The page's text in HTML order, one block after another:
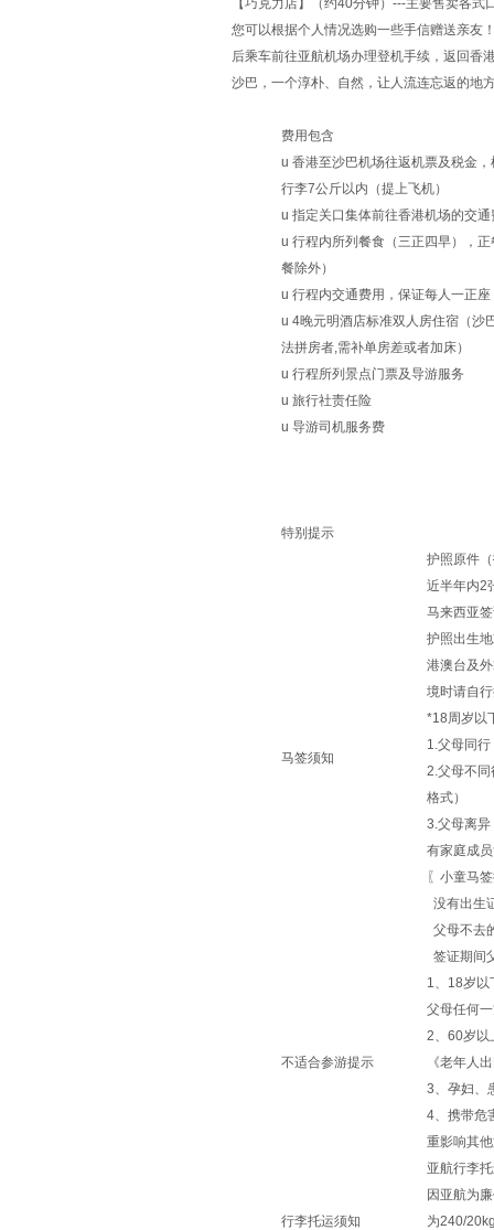
【巧克力店】（约40分钟）---主要售卖各
您可以根据个人情况选购一些手信赠送亲友
后乘车前往亚航机场办理登机手续，返回香
沙巴，一个淳朴、自然，让人流连忘返的地
费用包含
u 香港至沙巴机场往返机票及税金
行李7公斤以内（提上飞机）
u 指定关口集体前往香港机场的交通
u 行程内所列餐食（三正四早），
餐除外）
u 行程内交通费用，保证每人一正座
u 4晚元明酒店标准双人房住宿（沙
法拼房者,需补单房差或者加床）
u 行程所列景点门票及导游服务
u 旅行社责任险
u 导游司机服务费
特别提示
马签须知
护照原件
近半年内2
马来西亚
护照出生
港澳台及
境时请自
*18周岁以
1.父母同
2.父母不
格式）
3.父母离
有家庭成
〖小童马
没有出生
父母不去
签证期间
不适合参游提示
1、18岁以
父母任何
2、60岁以
《老年人
3、孕妇、
4、携带危
重影响其
行李托运须知
亚航行李
因亚航为
为240/